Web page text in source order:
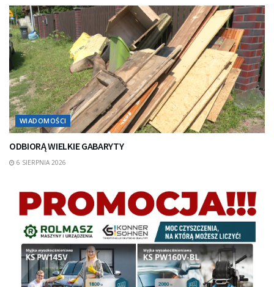
WIADOMOŚCI
ODBIORĄ WIELKIE GABARYTY
6 SIERPNIA 2026